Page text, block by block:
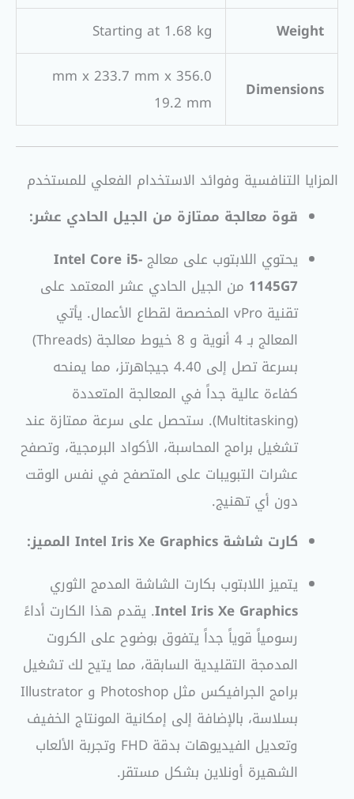
Weight
Starting at 1.68 kg
Dimensions
356.0 mm x 233.7 mm x
19.2 mm
المزايا التنافسية وفوائد الاستخدام الفعلي للمستخدم
قوة معالجة ممتازة من الجيل الحادي عشر:
يحتوي اللابتوب على معالجIntel Core i5-
1145G7 من الجيل الحادي عشر المعتمد على
تقنية vPro المخصصة لقطاع الأعمال. يأتي
المعالج بـ 4 أنوية و 8 خيوط معالجة (Threads)
بسرعة تصل إلى 4.40 جيجاهرتز، مما يمنحه
كفاءة عالية جداً في المعالجة المتعددة
(Multitasking). ستحصل على سرعة ممتازة عند
تشغيل برامج المحاسبة، الأكواد البرمجية، وتصفح
عشرات التبويبات على المتصفح في نفس الوقت
دون أي تهنيج.
كارت شاشة Intel Iris Xe Graphics المميز:
يتميز اللابتوب بكارت الشاشة المدمج الثوري
Intel Iris Xe Graphics. يقدم هذا الكارت أداءً
رسومياً قوياً جداً يتفوق بوضوح على الكروت
المدمجة التقليدية السابقة، مما يتيح لك تشغيل
برامج الجرافيكس مثل Photoshop و Illustrator
بسلاسة، بالإضافة إلى إمكانية المونتاج الخفيف
وتعديل الفيديوهات بدقة FHD وتجربة الألعاب
الشهيرة أونلاين بشكل مستقر.